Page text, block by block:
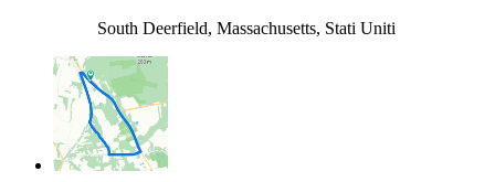
South Deerfield, Massachusetts, Stati Uniti